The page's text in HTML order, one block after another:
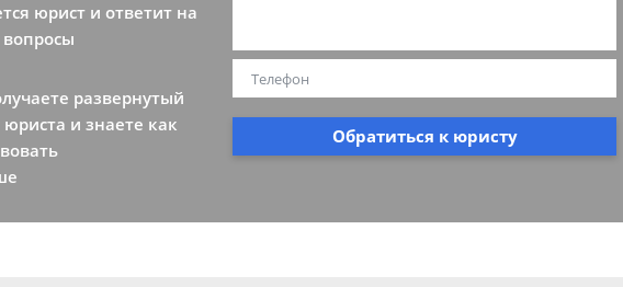
юрист и ответит на
развернутый
юриста и знаете как
Обратиться к юристу